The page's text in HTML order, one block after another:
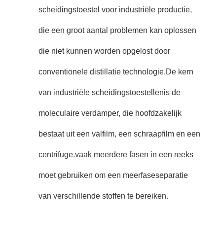
scheidingstoestel voor industriële productie,
die een groot aantal problemen kan oplossen
die niet kunnen worden opgelost door
conventionele distillatie technologie.De kern
van industriële scheidingstoestellenis de
moleculaire verdamper, die hoofdzakelijk
bestaat uit een valfilm, een schraapfilm en een
centrifuge.vaak meerdere fasen in een reeks
moet gebruiken om een meerfaseseparatie
van verschillende stoffen te bereiken.